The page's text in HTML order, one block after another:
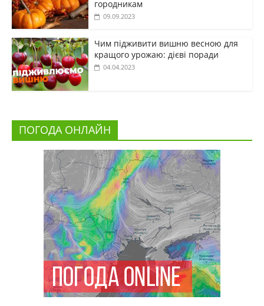
городникам
09.09.2023
Чим підживити вишню весною для
кращого урожаю: дієві поради
04.04.2023
ПОГОДА ОНЛАЙН